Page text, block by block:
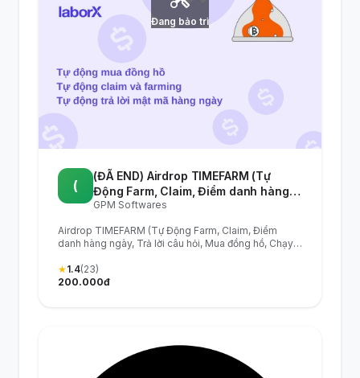
Đang bảo trì
(
(ĐÃ END) Airdrop TIMEFARM (Tự
Động Farm, Claim, Điểm danh hàng
ngày, Trả lời câu hỏi, Mua đồng hồ,
Timefarm - Timefarm Airdrop
Automation Tool
GPM Softwares
Airdrop TIMEFARM (Tự Động Farm, Claim, Điểm
danh hàng ngày, Trả lời câu hỏi, Mua đồng hồ, Chạy
Timefarm Airdrop Automation Tool
★1.4(23)
200.000đ